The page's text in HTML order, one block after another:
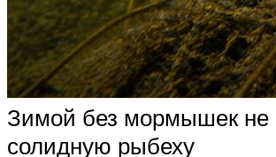
Зимой без мормышек не
солидную рыбеху